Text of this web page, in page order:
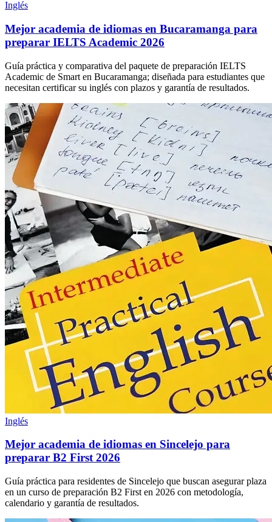
Inglés
Mejor academia de idiomas en Bucaramanga para
preparar IELTS Academic 2026
Guía práctica y comparativa del paquete de preparación IELTS
Academic de Smart en Bucaramanga; diseñada para estudiantes que
necesitan certificar su inglés con plazos y garantía de resultados.
Inglés
Mejor academia de idiomas en Sincelejo para
preparar B2 First 2026
Guía práctica para residentes de Sincelejo que buscan asegurar plaza
en un curso de preparación B2 First en 2026 con metodología,
calendario y garantía de resultados.